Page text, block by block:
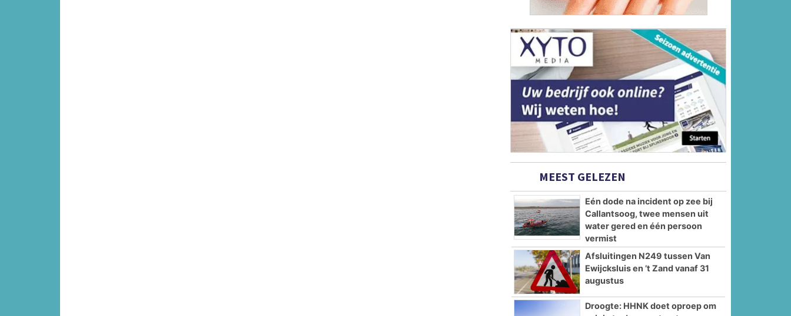
MEEST GELEZEN
Eén dode na incident op zee bij
Callantsoog, twee mensen uit
water gered en één persoon
vermist
Afsluitingen N249 tussen Van
Ewijcksluis en ’t Zand vanaf 31
augustus
Droogte: HHNK doet oproep om